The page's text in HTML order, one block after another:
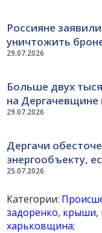
29.07.2026
Россияне
уничтожить
29.07.2026
Больше двух
на Дергачевщине
25.07.2026
Дергачи
энергообъекту,
Категории:
задоренко, крыши,
харьковщина;